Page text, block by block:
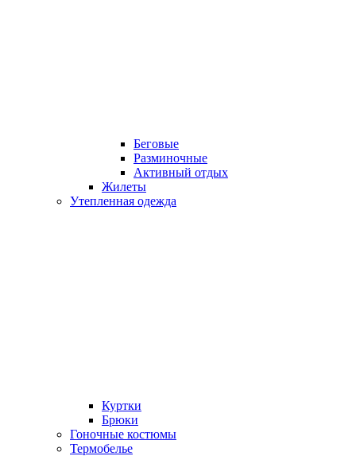
Беговые
Разминочные
Активный отдых
Жилеты
Утепленная одежда
Куртки
Брюки
Гоночные костюмы
Термобелье